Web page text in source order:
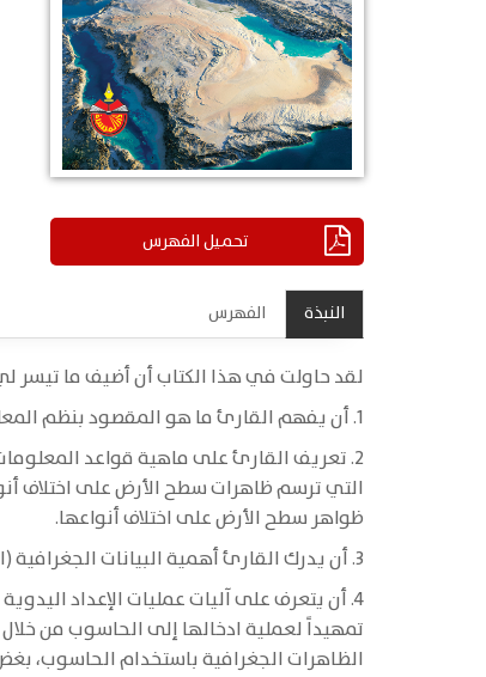
تحميل الفهرس
النبذة الفهرس
لقد حاولت في هذا الكتاب أن أضيف ما
1. أن يفهم القارئ ما هو المقصود بنظم المعلومات الجغرافية والتطورات التي طرأت عليها فهماً قريباً من حقيقتها.
ظواهر سطح الأرض على اختلاف أنواعها.
3. أن يدرك القارئ أهمية البيانات الجغرافية (الخرائطية) في نظم المعلومات الجغرافية وفق مصادرها.
4. أن يتعرف على آليات عمليات الإعداد
تمهيداً لعملية ادخالها إلى الحاسوب من
الظاهرات الجغرافية باستخدام الحاسوب،